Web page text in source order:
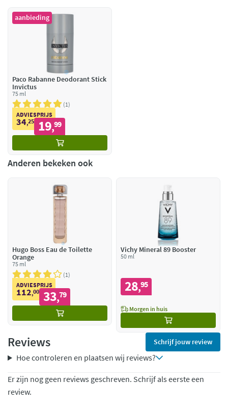
aanbieding
Paco Rabanne Deodorant Stick
Invictus
75 ml
1
ADVIESPRIJS
34,25 19,99
Anderen bekeken ook
Hugo Boss Eau de Toilette
Orange
75 ml
1
ADVIESPRIJS
112,00 33,79
Vichy Mineral 89 Booster
50 ml
28,95
Morgen in huis
Reviews Schrijf jouw review
Hoe controleren en plaatsen wij reviews?
Er zijn nog geen reviews geschreven. Schrijf als eerste een
review.